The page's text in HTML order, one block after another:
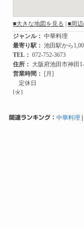
関連ランキング： 中華料理 |